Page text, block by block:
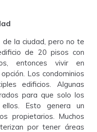
la ciudad, pero no te
de 20 pisos con
entonces vivir en
Los condominios
edificios. Algunas
para que solo los
Esto genera un
propietarios. Muchos
por tener áreas